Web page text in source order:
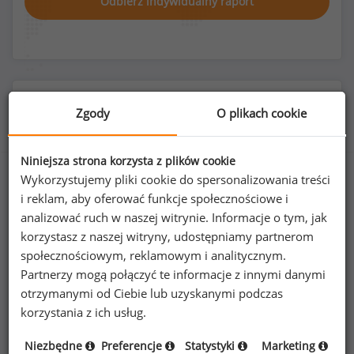
Rozkład płci na stanowisku kierownik komórki
46%
Kobiety
27
54%
Mężczyźni
Zgody O plikach cookie
Niniejsza strona korzysta z plików cookie
Wykorzystujemy pliki cookie do spersonalizowania treści
i reklam, aby oferować funkcje społecznościowe i
analizować ruch w naszej witrynie. Informacje o tym, jak
korzystasz z naszej witryny, udostępniamy partnerom
społecznościowym, reklamowym i analitycznym.
Partnerzy mogą połączyć te informacje z innymi danymi
otrzymanymi od Ciebie lub uzyskanymi podczas
korzystania z ich usług.
Niezbędne Preferencje Statystyki Marketing